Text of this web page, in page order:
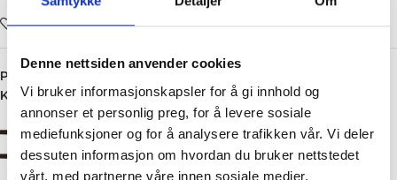
Denne nettsiden anvender cookies
Vi bruker informasjonskapsler for å gi innhold og
annonser et personlig preg, for å levere sosiale
mediefunksjoner og for å analysere trafikken vår. Vi deler
dessuten informasjon om hvordan du bruker nettstedet
vårt, med partnerne våre innen sosiale medier,
Legg i ønskelisten
Produktnummer:
Kategori: Shorts